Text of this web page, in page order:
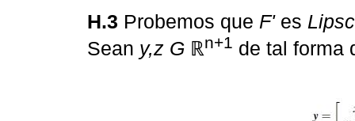
H.3 Probemos que F'es
Sean y,z G ℝn+1 de tal forma